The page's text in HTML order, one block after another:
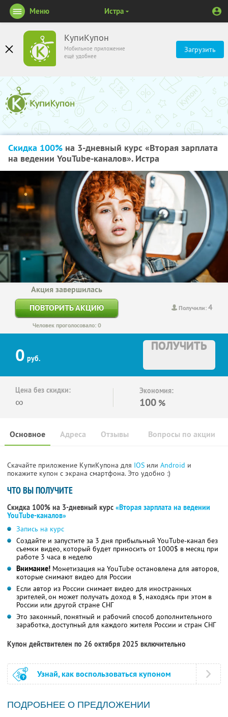
КупиКупон
Мобильное приложение
ещё удобнее
Загрузить
Меню Истра
Скидка 100% на 3-дневный курс «Вторая зарплата
на ведении YouTube-каналов». Истра
Получили:4
Акция завершилась
ПОВТОРИТЬ АКЦИЮ
Человек проголосовало: 0
0 руб.
ПОЛУЧИТЬ
Цена без скидки:
∞
Экономия:
100 %
Основное Отзывы Вопросы по акции
Адреса
Скачайте приложение КупиКупона для IOS или Android и
покажите купон с экрана смартфона. Это удобно :)
ЧТО ВЫ ПОЛУЧИТЕ
Скидка 100% на 3-дневный курс «Вторая зарплата на ведении
YouTube-каналов»
Запись на курс
Создайте и запустите за 3 дня прибыльный YouTube-канал без
съемки видео, который будет приносить от 1000$ в месяц при
работе 3 часа в неделю
Внимание! Монетизация на YouTube остановлена для авторов,
которые снимают видео для России
Если автор из России снимает видео для иностранных
зрителей, он может получать доход в $, находясь при этом в
России или другой стране СНГ
Это законный, понятный и рабочий способ дополнительного
заработка, доступный для каждого жителя России и стран СНГ
Купон действителен по 26 октября 2025 включительно
Узнай, как воспользоваться купоном
ПОДРОБНЕЕ О ПРЕДЛОЖЕНИИ